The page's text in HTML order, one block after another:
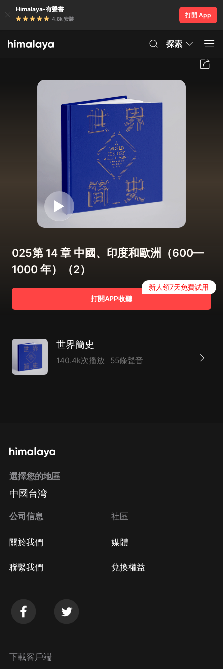
Himalaya-有聲書
4.8k 安裝
打開 App
探索
025第 14 章 中國、印度和歐洲（600—
1000 年）（2）
打開APP收聽
新人領7天免費試用
世界簡史
140.4k次播放 55條聲音
選擇您的地區
中國台湾
公司信息
關於我們
聯繫我們
社區
媒體
兌換權益
下載客戶端